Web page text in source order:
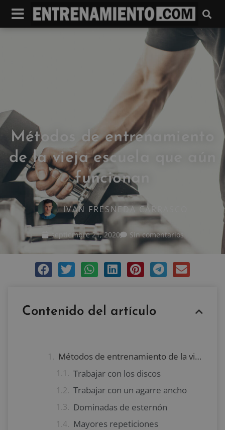
Métodos de entrenamiento
de la vieja escuela que aún
funcionan
IVAN FRESNEDA CARRASCO
septiembre 21, 2020 Sin comentarios
Contenido del artículo
Métodos de entrenamiento de la vieja escuela
Trabajar con los discos
Trabajar con un agarre ancho
Dominadas de esternón
Mayores repeticiones